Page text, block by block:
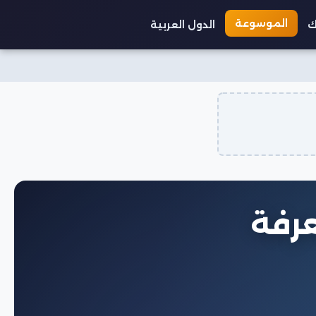
الموسوعة الدول العربية